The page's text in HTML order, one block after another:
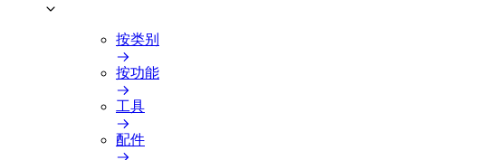
按类别
按功能
工具
配件